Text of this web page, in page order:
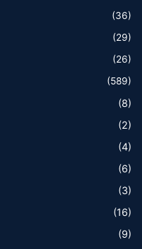
(36)
(29)
(26)
(589)
(8)
(2)
(4)
(6)
(3)
(16)
(9)